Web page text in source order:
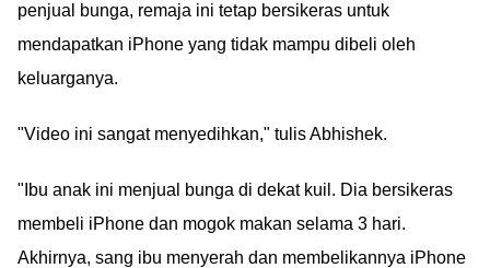
penjual bunga, remaja ini tetap bersikeras untuk
mendapatkan iPhone yang tidak mampu dibeli oleh
keluarganya.
"Video ini sangat menyedihkan," tulis Abhishek.
"Ibu anak ini menjual bunga di dekat kuil. Dia bersikeras
membeli iPhone dan mogok makan selama 3 hari.
Akhirnya, sang ibu menyerah dan membelikannya iPhone